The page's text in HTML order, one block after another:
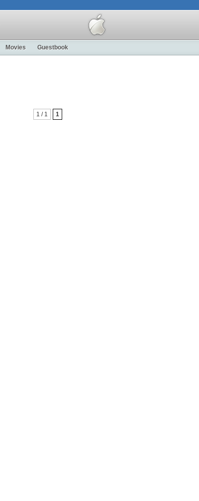
Movies Guestbook
1 / 1 1